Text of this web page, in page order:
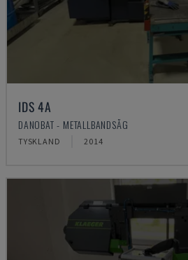
IDS 4A
DANOBAT - METALLBANDSÅG
TYSKLAND 2014